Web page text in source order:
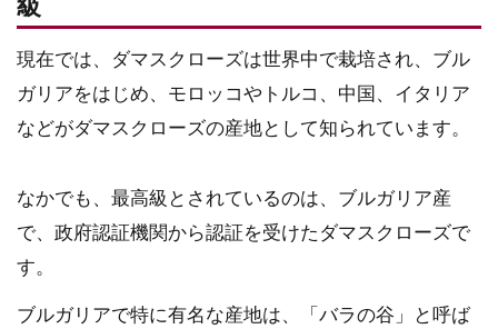
級
現在では、ダマスクローズは世界中で栽培され、ブル
ガリアをはじめ、モロッコやトルコ、中国、イタリア
などがダマスクローズの産地として知られています。
なかでも、最高級とされているのは、ブルガリア産
で、政府認証機関から認証を受けたダマスクローズで
す。
ブルガリアで特に有名な産地は、「バラの谷」と呼ば